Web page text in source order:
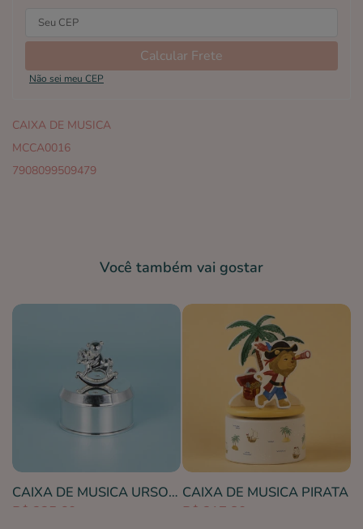
Calcular Frete
Não sei meu CEP
CAIXA DE MUSICA
MCCA0016
7908099509479
Você também vai gostar
CAIXA DE MUSICA URSO NO CAVALO CROMADA
R$ 325,60
CAIXA DE MUSICA PIRATA
R$ 217,80